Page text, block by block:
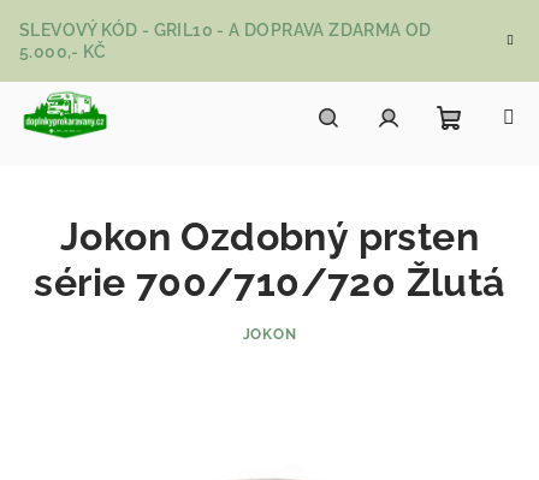
SLEVOVÝ KÓD - GRIL10 - A DOPRAVA ZDARMA OD
5.000,- KČ
Jokon Ozdobný prsten
série 700/710/720 Žlutá
JOKON